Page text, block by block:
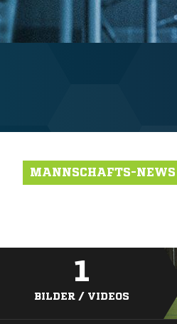
MANNSCHAFTS-NEWS
1
BILDER / VIDEOS